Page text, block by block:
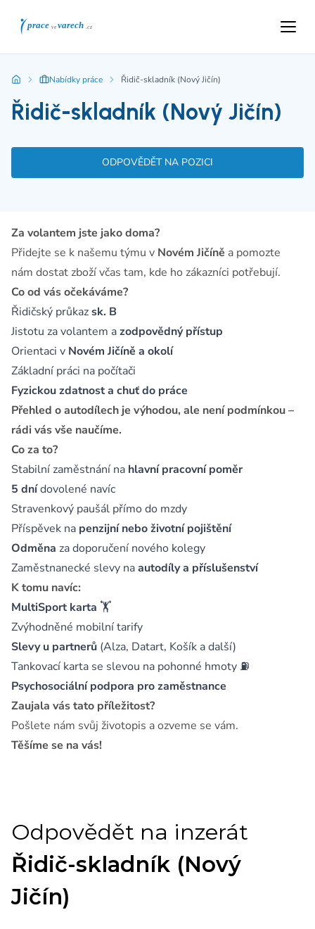
Nabídky práce Řidič-skladník (Nový Jičín)
Řidič-skladník (Nový Jičín)
ODPOVĚDĚT NA POZICI
Za volantem jste jako doma?
Přidejte se k našemu týmu v Novém Jičíně a pomozte
nám dostat zboží včas tam, kde ho zákazníci potřebují.
Co od vás očekáváme?
Řidičský průkazsk. B
Jistotu za volantem azodpovědný přístup
Orientaci v Novém Jičíně a okolí
Základní práci na počítači
Fyzickou zdatnosta chuť do práce
Přehled o autodílech je výhodou, ale není podmínkou –
rádi vás vše naučíme.
Co za to?
Stabilní zaměstnání na hlavní pracovní poměr
5 dnídovolené navíc
Stravenkový paušál přímo do mzdy
Příspěvek na penzijní nebo životní pojištění
Odměna za doporučení nového kolegy
Zaměstnanecké slevy naautodíly a příslušenství
K tomu navíc:
MultiSport karta 🏋️
Zvýhodněné mobilní tarify
Slevy u partnerů (Alza, Datart, Košík a další)
Tankovací karta se slevou na pohonné hmoty ⛽
Psychosociální podpora pro zaměstnance
Zaujala vás tato příležitost?
Pošlete nám svůj životopis a ozveme se vám.
Těšíme se na vás!